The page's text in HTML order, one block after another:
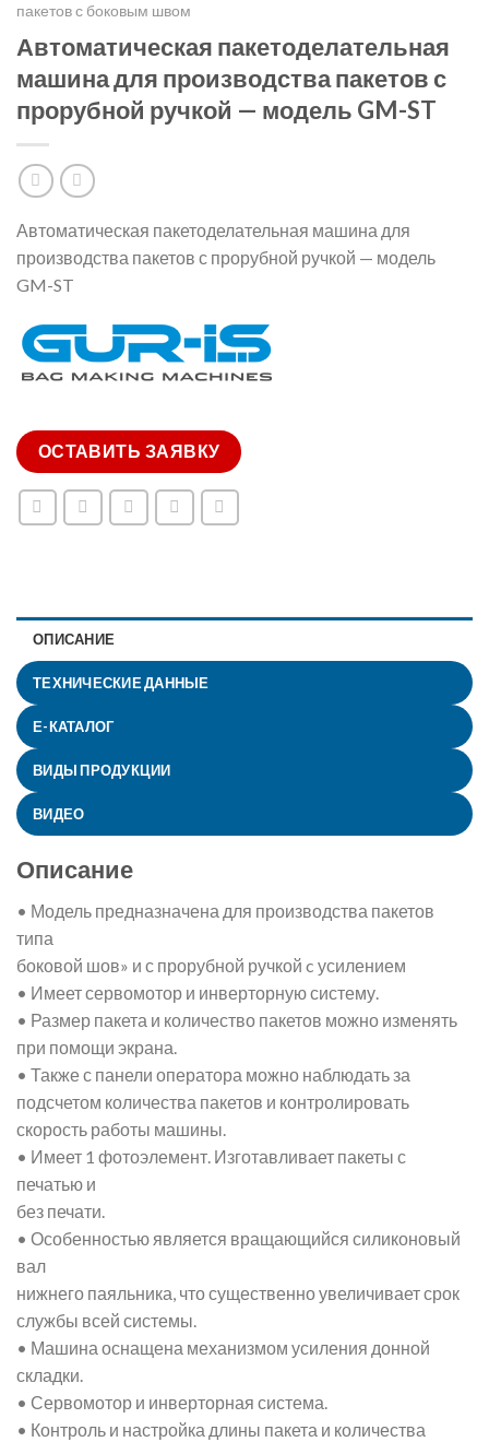
пакетов с боковым швом
Автоматическая пакетоделательная
машина для производства пакетов с
прорубной ручкой — модель GM-ST
Автоматическая пакетоделательная машина для
производства пакетов с прорубной ручкой — модель
GM-ST
ОСТАВИТЬ ЗАЯВКУ
ОПИСАНИЕ
ТЕХНИЧЕСКИЕ ДАННЫЕ
Е-КАТАЛОГ
ВИДЫ ПРОДУКЦИИ
ВИДЕО
Описание
• Модель предназначена для производства пакетов
типа
боковой шов» и с прорубной ручкой c усилением
• Имеет сервомотор и инверторную систему.
• Размер пакета и количество пакетов можно изменять
при помощи экрана.
• Также с панели оператора можно наблюдать за
подсчетом количества пакетов и контролировать
скорость работы машины.
• Имеет 1 фотоэлемент. Изготавливает пакеты с
печатью и
без печати.
• Особенностью является вращающийся силиконовый
вал
нижнего паяльника, что существенно увеличивает срок
службы всей системы.
• Машина оснащена механизмом усиления донной
складки.
• Сервомотор и инверторная система.
• Контроль и настройка длины пакета и количества